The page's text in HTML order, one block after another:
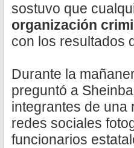
sostuvo que
organización
con los resultados
Durante la
preguntó a
integrantes de una
redes sociales
funcionarios